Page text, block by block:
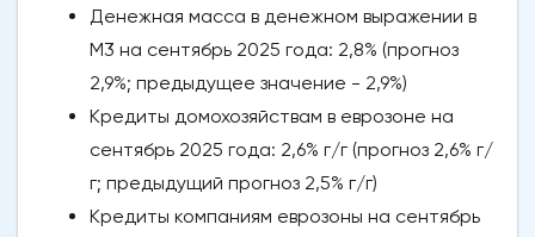
Денежная масса в денежном выражении в
М3 на сентябрь 2025 года: 2,8% (прогноз
2,9%; предыдущее значение - 2,9%)
Кредиты домохозяйствам в еврозоне на
сентябрь 2025 года: 2,6% г/г (прогноз 2,6% г/
г; предыдущий прогноз 2,5% г/г)
Кредиты компаниям еврозоны на сентябрь